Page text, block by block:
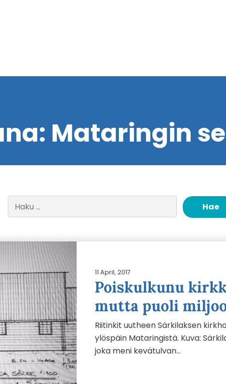
Mataringin
11 April, 2017
Poiskulkunu
mutta puoli
Riitinkit uutheen Särkilaksen
ylöspäin Mataringistä. Kuva:
joka meni kevätulvan…